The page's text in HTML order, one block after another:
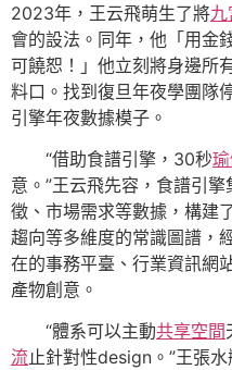
2023年，王云飛萌生了將
會的設法。同年，他「用金
可饒恕！」他立刻將身邊所
料口。找到復旦年夜學團隊
引擎年夜數據模子。
“借助食譜引擎，30秒
意。”王云飛先容，食譜引
徵、市場需求等數據，構建
趨向等多維度的常識圖譜，
在的事務平臺、行業資訊網
產物創意。
“體系可以主動共享空間
流止針對性design。”王張